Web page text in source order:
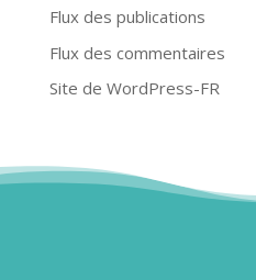
Flux des publications
Flux des commentaires
Site de WordPress-FR